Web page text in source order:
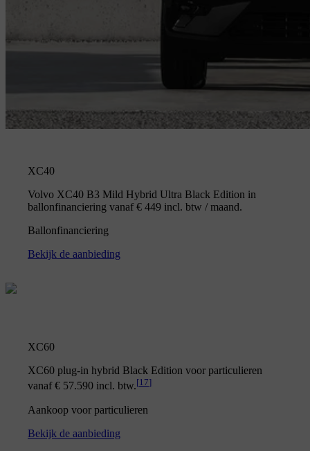
XC40
Volvo XC40 B3 Mild Hybrid Ultra Black Edition in
ballonfinanciering vanaf € 449 incl. btw / maand.
Ballonfinanciering
Bekijk de aanbieding
XC60
XC60 plug-in hybrid Black Edition voor particulieren
vanaf € 57.590 incl. btw.[17]
Aankoop voor particulieren
Bekijk de aanbieding